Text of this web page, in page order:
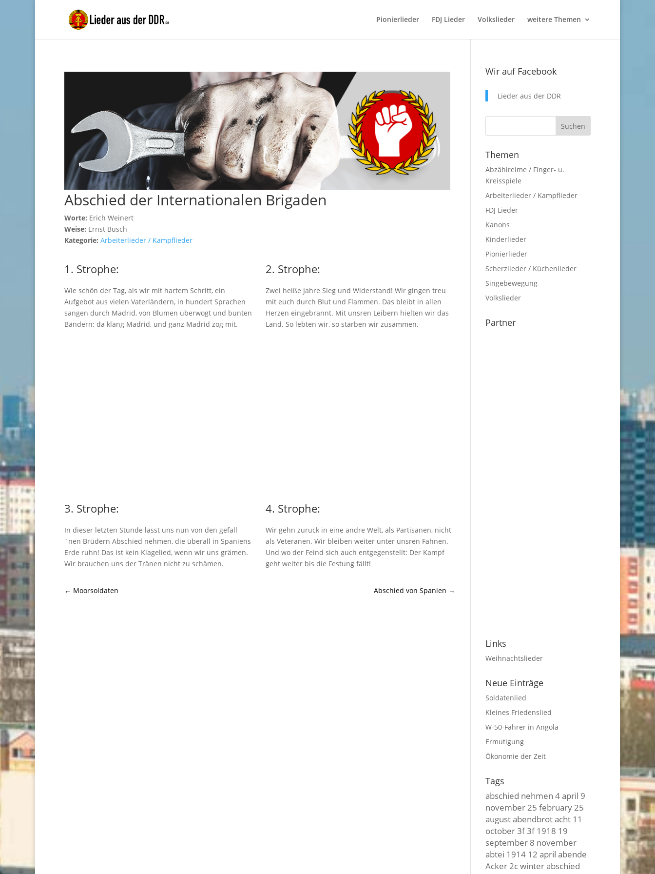
Pionierlieder FDJ Lieder Volkslieder weitere Themen
Abschied der Internationalen Brigaden
Worte: Erich Weinert
Weise: Ernst Busch
Kategorie: Arbeiterlieder / Kampflieder
1. Strophe:
Wie schön der Tag, als wir mit hartem Schritt, ein
Aufgebot aus vielen Vaterländern, in hundert Sprachen
sangen durch Madrid, von Blumen überwogt und bunten
Bändern; da klang Madrid, und ganz Madrid zog mit.
2. Strophe:
Zwei heiße Jahre Sieg und Widerstand! Wir gingen treu
mit euch durch Blut und Flammen. Das bleibt in allen
Herzen eingebrannt. Mit unsren Leibern hielten wir das
Land. So lebten wir, so starben wir zusammen.
3. Strophe:
In dieser letzten Stunde lasst uns nun von den gefall
´nen Brüdern Abschied nehmen, die überall in Spaniens
Erde ruhn! Das ist kein Klagelied, wenn wir uns grämen.
Wir brauchen uns der Tränen nicht zu schämen.
4. Strophe:
Wir gehn zurück in eine andre Welt, als Partisanen, nicht
als Veteranen. Wir bleiben weiter unter unsren Fahnen.
Und wo der Feind sich auch entgegenstellt: Der Kampf
geht weiter bis die Festung fällt!
← Moorsoldaten Abschied von Spanien →
Wir auf Facebook
Lieder aus der DDR
Themen
Abzählreime / Finger- u.
Kreisspiele
Arbeiterlieder / Kampflieder
FDJ Lieder
Kanons
Kinderlieder
Pionierlieder
Scherzlieder / Küchenlieder
Singebewegung
Volkslieder
Partner
Links
Weihnachtslieder
Neue Einträge
Soldatenlied
Kleines Friedenslied
W-50-Fahrer in Angola
Ermutigung
Ökonomie der Zeit
Tags
abschied nehmen 4 april 9
november25 february25
augustabendbrotacht 11
october3f 3f1918 19
september 8 november
abtei 1914 12 april abende
Acker2c winterabschied